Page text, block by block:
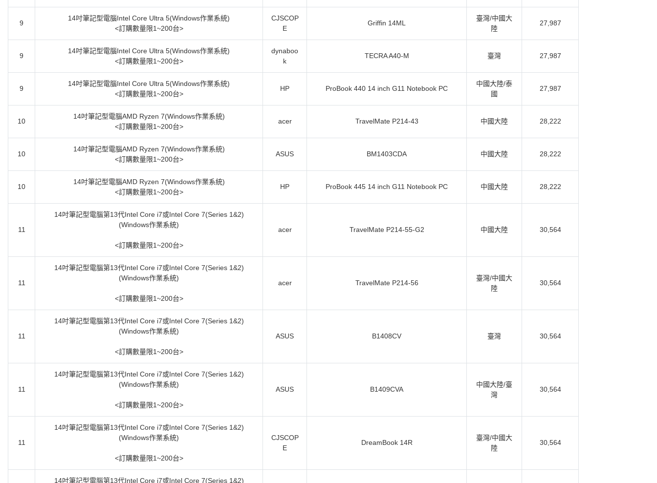
9
14吋筆記型電腦Intel Core Ultra 5(Windows作業系統)
<訂購數量限1~200台>
CJSCOP
E
Griffin 14ML
臺灣/中國大
陸
27,987
9
14吋筆記型電腦Intel Core Ultra 5(Windows作業系統)
<訂購數量限1~200台>
dynaboo
k
TECRA A40-M 臺灣 27,987
9
14吋筆記型電腦Intel Core Ultra 5(Windows作業系統)
<訂購數量限1~200台>
HP ProBook 440 14 inch G11 Notebook PC
中國大陸/泰
國
27,987
10
14吋筆記型電腦AMD Ryzen 7(Windows作業系統)
<訂購數量限1~200台>
acer TravelMate P214-43 中國大陸 28,222
10
14吋筆記型電腦AMD Ryzen 7(Windows作業系統)
<訂購數量限1~200台>
ASUS BM1403CDA 中國大陸 28,222
10
14吋筆記型電腦AMD Ryzen 7(Windows作業系統)
<訂購數量限1~200台>
HP ProBook 445 14 inch G11 Notebook PC 中國大陸 28,222
11
14吋筆記型電腦第13代Intel Core i7或Intel Core 7(Series 1&2)
(Windows作業系統)
<訂購數量限1~200台>
acer TravelMate P214-55-G2 中國大陸 30,564
11
14吋筆記型電腦第13代Intel Core i7或Intel Core 7(Series 1&2)
(Windows作業系統)
<訂購數量限1~200台>
acer TravelMate P214-56
臺灣/中國大
陸
30,564
11
14吋筆記型電腦第13代Intel Core i7或Intel Core 7(Series 1&2)
(Windows作業系統)
<訂購數量限1~200台>
ASUS B1408CV 臺灣 30,564
11
14吋筆記型電腦第13代Intel Core i7或Intel Core 7(Series 1&2)
(Windows作業系統)
<訂購數量限1~200台>
ASUS B1409CVA
中國大陸/臺
灣
30,564
11
14吋筆記型電腦第13代Intel Core i7或Intel Core 7(Series 1&2)
(Windows作業系統)
<訂購數量限1~200台>
CJSCOP
E
DreamBook 14R
臺灣/中國大
陸
30,564
14吋筆記型電腦第13代Intel Core i7或Intel Core 7(Series 1&2)